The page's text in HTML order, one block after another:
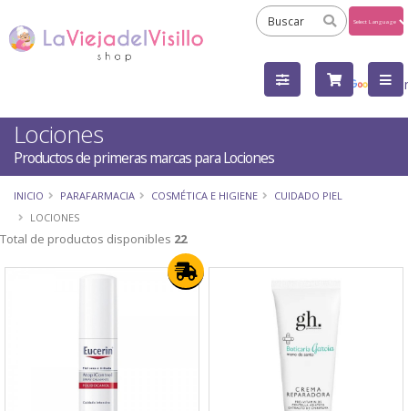
by
Lociones
Productos de primeras marcas para Lociones
INICIO PARAFARMACIA COSMÉTICA E HIGIENE
CUIDADO PIEL
LOCIONES
Total de productos disponibles 22